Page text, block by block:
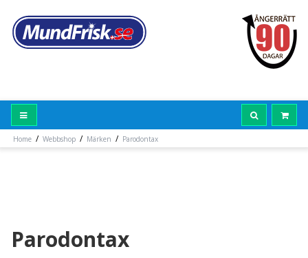
Home / Webbshop / Märken / Parodontax
Parodontax